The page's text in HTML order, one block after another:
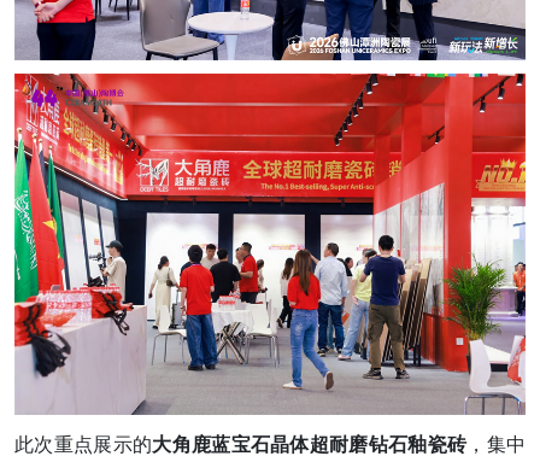
此次重点展示的大角鹿蓝宝石晶体超耐磨钻石釉瓷砖，集中